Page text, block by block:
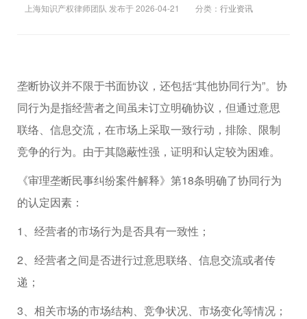
上海知识产权律师团队 发布于 2026-04-21 分类： 行业资讯
垄断协议并不限于书面协议，还包括“其他协同行为”。协
同行为是指经营者之间虽未订立明确协议，但通过意思
联络、信息交流，在市场上采取一致行动，排除、限制
竞争的行为。由于其隐蔽性强，证明和认定较为困难。
《审理垄断民事纠纷案件解释》第18条明确了协同行为
的认定因素：
1、经营者的市场行为是否具有一致性；
2、经营者之间是否进行过意思联络、信息交流或者传
递；
3、相关市场的市场结构、竞争状况、市场变化等情况；